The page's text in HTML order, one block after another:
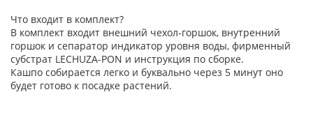
Что входит в комплект?
В комплект входит внешний чехол-горшок, внутренний
горшок и сепаратор индикатор уровня воды, фирменный
субстрат LECHUZA-PON и инструкция по сборке.
Кашпо собирается легко и буквально через 5 минут оно
будет готово к посадке растений.